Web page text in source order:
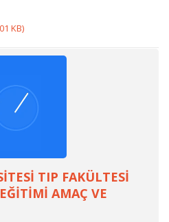
KB)
TIP FAKÜLTESİ
AMAÇ VE